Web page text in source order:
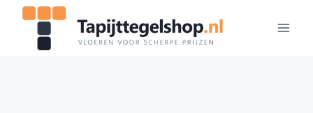
Doorgaan
inhoud